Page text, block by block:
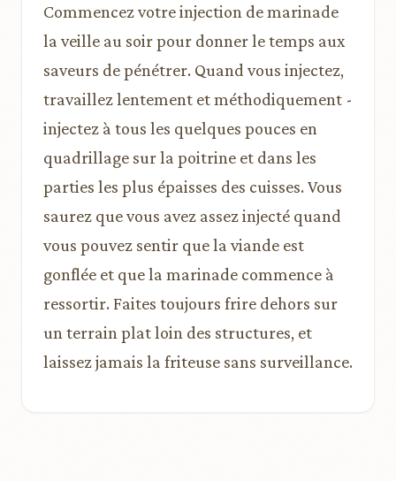
Commencez votre injection de marinade
la veille au soir pour donner le temps aux
saveurs de pénétrer. Quand vous injectez,
travaillez lentement et méthodiquement -
injectez à tous les quelques pouces en
quadrillage sur la poitrine et dans les
parties les plus épaisses des cuisses. Vous
saurez que vous avez assez injecté quand
vous pouvez sentir que la viande est
gonflée et que la marinade commence à
ressortir. Faites toujours frire dehors sur
un terrain plat loin des structures, et
laissez jamais la friteuse sans surveillance.